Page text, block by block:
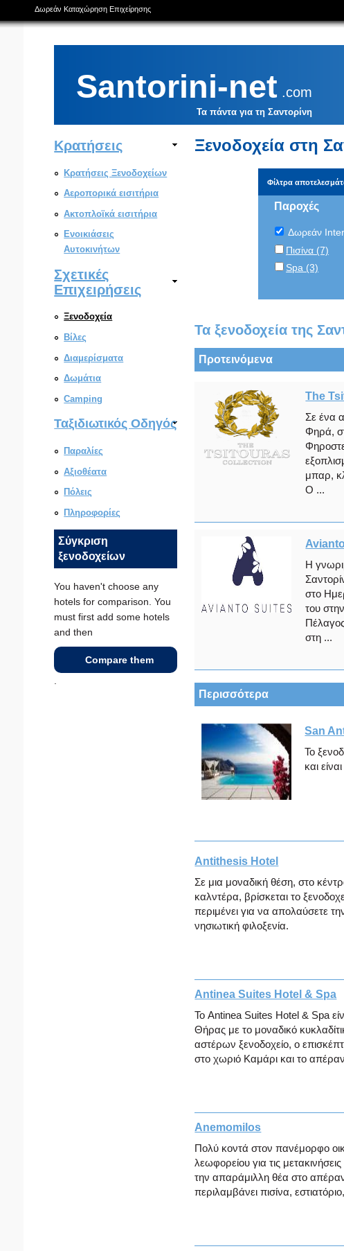
.com
Santorini-net
Τα πάντα για τη Σαντορίνη
Κρατήσεις
Κρατήσεις Ξενοδοχείων
Αεροπορικά εισιτήρια
Ακτοπλοϊκά εισιτήρια
Ενοικιάσεις
Αυτοκινήτων
Σχετικές
Επιχειρήσεις
Ξενοδοχεία
Βίλες
Διαμερίσματα
Δωμάτια
Camping
Ταξιδιωτικός Οδηγός
Παραλίες
Αξιοθέατα
Πόλεις
Πληροφορίες
Σύγκριση
ξενοδοχείων
You haven't choose any
hotels for comparison. You
must first add some hotels
and then
Compare them
.
Ξενοδοχεία στη
Φίλτρα
Παροχές
Δωρεάν
Πισίνα (7)
Spa (3)
Τα ξενοδοχεία της
Προτεινόμενα
The
Σε ένα
Φηρά,
μπαρ,
Ο ...
Η
στο
του
στη ...
Περισσότερα
San
Το
και
Antithesis Hotel
Σε μια μοναδική θέση, στο
καλντέρα, βρίσκεται το
περιμένει για να απολαύσετε
νησιωτική φιλοξενία.
Antinea Suites Hotel & Spa
Το Antinea Suites Hotel & Spa
Θήρας με το μοναδικό
αστέρων ξενοδοχείο, ο
στο χωριό Καμάρι και το
Anemomilos
Πολύ κοντά στον πανέμορφο
λεωφορείου για τις
την απαράμιλλη θέα στο
περιλαμβάνει πισίνα, εστιατόριο,
Δωρεάν Καταχώρηση Επιχείρησης